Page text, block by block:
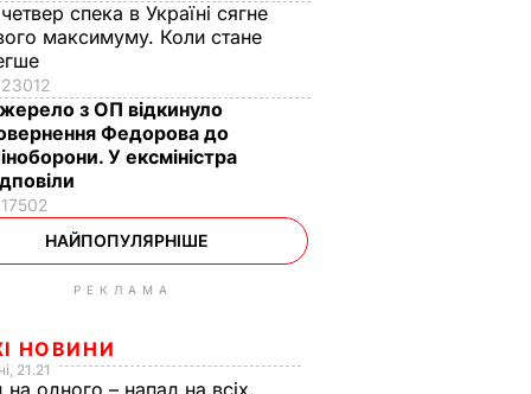
спека в Україні сягне
максимуму. Коли стане
23012
з ОП відкинуло
Федорова до
У ексміністра
17502
НАЙПОПУЛЯРНІШЕ
РЕКЛАМА
НОВИНИ
21.21
на одного – напад на всіх.